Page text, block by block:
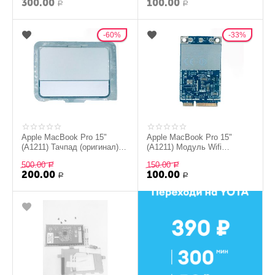
300.00 Р 100.00 Р
60%
Apple MacBook Pro 15"
(A1211) Тачпад (оригинал) -
500.00 Р
200.00 Р
33%
Apple MacBook Pro 15"
(A1211) Модуль Wifi
150.00 Р
100.00 Р